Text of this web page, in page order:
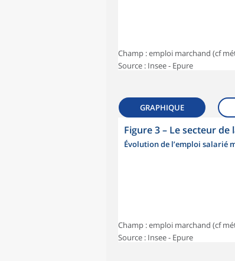
Champ : emploi marchand (cf
Source : Insee - Epure
GRAPHIQUE
Figure 3– Le secteur
Évolution de l’emploi salarié
Champ : emploi marchand (cf
Source : Insee - Epure